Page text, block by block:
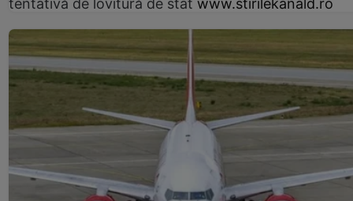
tentativă de lovitură de stat www.stirilekanald.ro